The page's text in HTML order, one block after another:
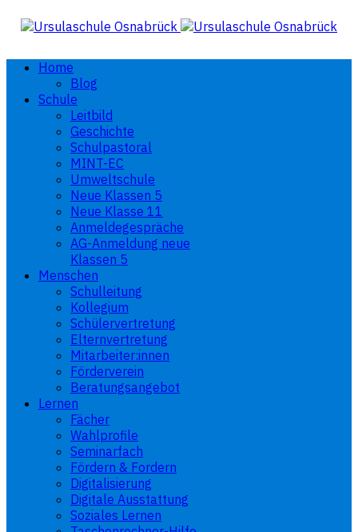
Home
Blog
Schule
Leitbild
Geschichte
Schulpastoral
MINT-EC
Umweltschule
Neue Klassen 5
Neue Klasse 11
Anmeldegespräche
AG-Anmeldung neue
Klassen 5
Menschen
Schulleitung
Kollegium
Schülervertretung
Elternvertretung
Mitarbeiter:innen
Förderverein
Beratungsangebot
Lernen
Fächer
Wahlprofile
Seminarfach
Fördern & Fordern
Digitalisierung
Digitale Ausstattung
Soziales Lernen